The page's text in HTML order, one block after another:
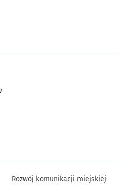
Rozwój komunikacji miejskiej